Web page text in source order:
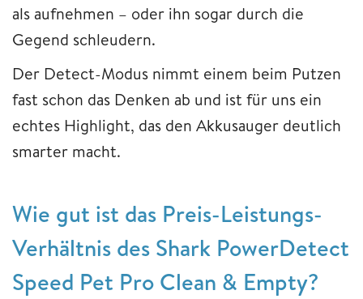
als aufnehmen – oder ihn sogar durch die
Gegend schleudern.
Der Detect-Modus nimmt einem beim Putzen
fast schon das Denken ab und ist für uns ein
echtes Highlight, das den Akkusauger deutlich
smarter macht.
Wie gut ist das Preis-Leistungs-
Verhältnis des Shark PowerDetect
Speed Pet Pro Clean & Empty?